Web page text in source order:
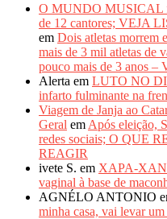
O MUNDO MUSICAL
de 12 cantores; VEJA
em Dois atletas morrem
mais de 3 mil atletas de
pouco mais de 3 anos
Alerta em LUTO NO
infarto fulminante na
Viagem de Janja ao
Geral em Após eleição,
redes sociais; O QUE
REAGIR
ivete S. em XAPA-
vaginal à base de
AGNÉLO ANTONIO
minha casa, vai levar